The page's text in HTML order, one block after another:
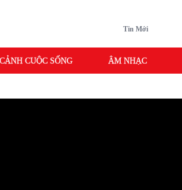
Tin Mới
CUỘC SỐNG ÂM NHẠC